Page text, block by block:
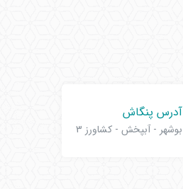
آدرس پنگاش
بوشهر - آبپخش - کشاورز 3